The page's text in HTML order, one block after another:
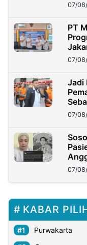
07/
PT
07/
Jadi
07/
07/
KABAR
Purwakarta